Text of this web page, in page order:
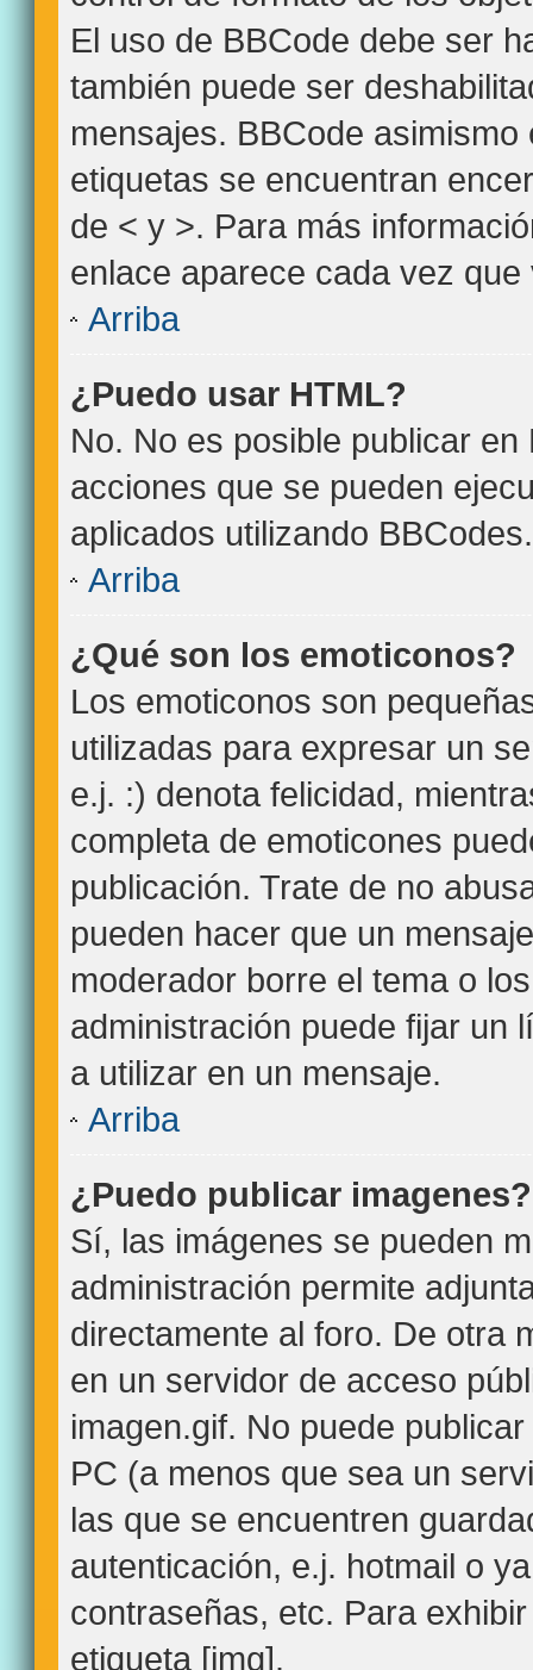
El uso de BBCode debe ser
también puede ser
mensajes. BBCode
etiquetas se encuentran
de < y >. Para más
enlace aparece cada vez
Arriba
¿Puedo usar HTML?
No. No es posible publicar
acciones que se pueden
aplicados utilizando BBCodes.
Arriba
¿Qué son los emoticonos?
Los emoticonos son
utilizadas para expresar un
e.j. :) denota felicidad,
completa de emoticones
publicación. Trate de no
pueden hacer que un
moderador borre el tema o
administración puede fijar un
a utilizar en un mensaje.
Arriba
¿Puedo publicar imagenes?
Sí, las imágenes se pueden
administración permite
directamente al foro. De otra
en un servidor de acceso
imagen.gif. No puede
PC (a menos que sea un
las que se encuentren
autenticación, e.j. hotmail o
contraseñas, etc. Para
etiqueta [img].